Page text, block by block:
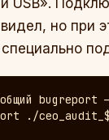
USB».
но при
bugreport
./